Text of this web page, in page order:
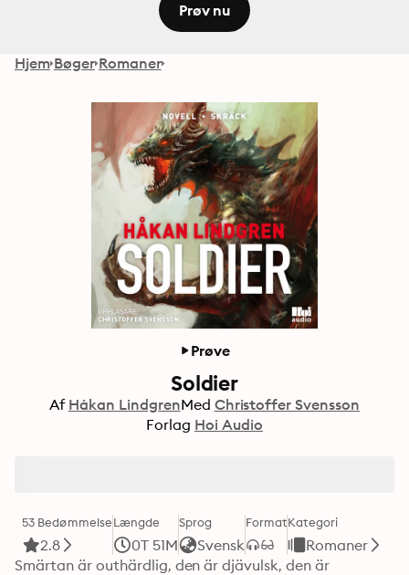
Prøv nu
Hjem Bøger Romaner
Prøve
Soldier
Af Håkan LindgrenMed Christoffer Svensson
Forlag Hoi Audio
53 Bedømmelse
2.8
Længde
0T 51M
Sprog
Svensk
FormatKategori
Romaner
Smärtan är outhärdlig, den är djävulsk, den är